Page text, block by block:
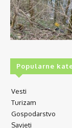
Popularne
Vesti
Turizam
Gospodarstvo
Savjeti